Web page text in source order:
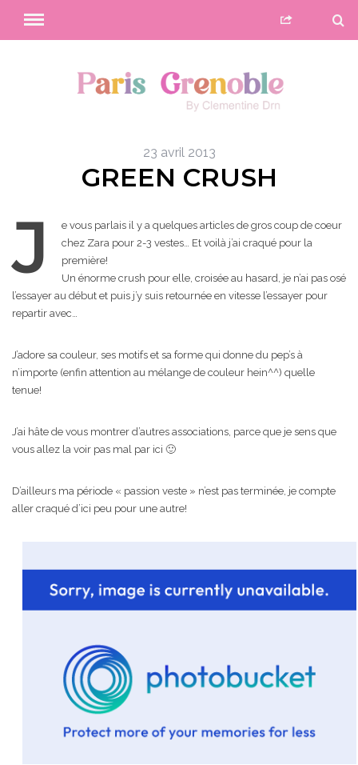
23 avril 2013
GREEN CRUSH
J
e vous parlais il y a quelques articles de gros coup de coeur
chez Zara pour 2-3 vestes… Et voilà j’ai craqué pour la
première!
Un énorme crush pour elle, croisée au hasard, je n’ai pas osé
l’essayer au début et puis j’y suis retournée en vitesse l’essayer pour
repartir avec…
J’adore sa couleur, ses motifs et sa forme qui donne du pep’s à
n’importe (enfin attention au mélange de couleur hein^^) quelle
tenue!
J’ai hâte de vous montrer d’autres associations, parce que je sens que
vous allez la voir pas mal par ici 🙂
D’ailleurs ma période « passion veste » n’est pas terminée, je compte
aller craqué d’ici peu pour une autre!